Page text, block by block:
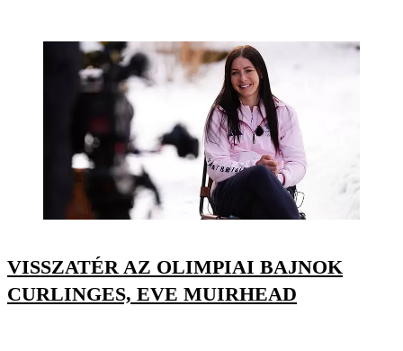
VISSZATÉR AZ OLIMPIAI BAJNOK
CURLINGES, EVE MUIRHEAD